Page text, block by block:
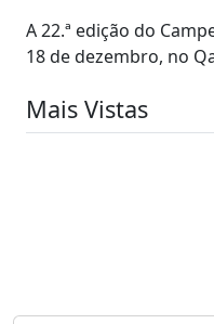
A 22.ª edição do
18 de dezembro, no
Mais Vistas